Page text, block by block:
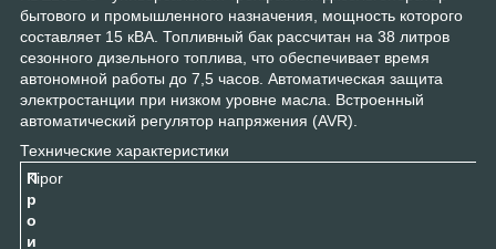
бытового и промышленного назначения, мощность которого
составляет 15 кВА. Топливный бак рассчитан на 38 литров
сезонного дизельного топлива, что обеспечивает время
автономной работы до 7,5 часов. Автоматическая защита
электростанции при низком уровне масла. Встроенный
автоматический регулятор напряжения (AVR).
Технические характеристики
П
р
о
и
Kipor